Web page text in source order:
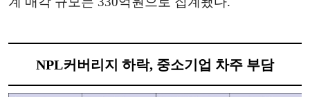
NPL커버리지 하락, 중소기업 차주 부담